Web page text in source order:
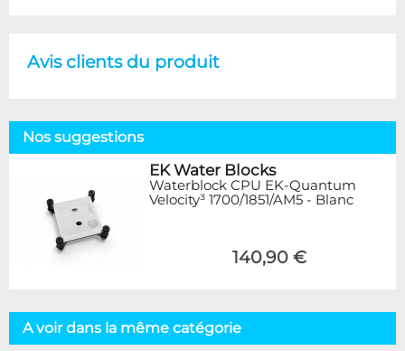
Avis clients du produit
Nos suggestions
EK Water Blocks
Waterblock CPU EK-Quantum
Velocity³ 1700/1851/AM5 - Blanc
140,90 €
A voir dans la même catégorie